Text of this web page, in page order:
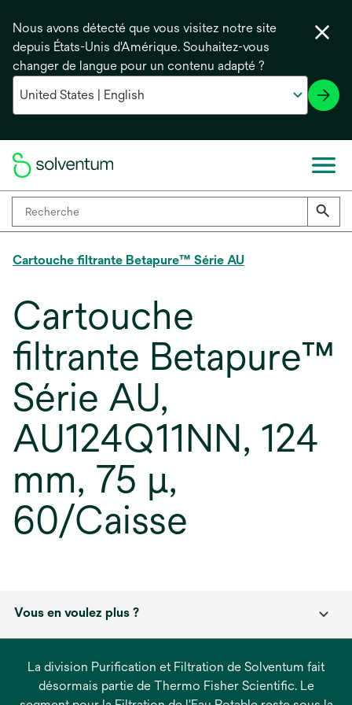
Nous avons détecté que vous visitez notre site
depuis États-Unis d'Amérique. Souhaitez-vous
changer de langue pour un contenu adapté ?
Cartouche filtrante Betapure™ Série AU
Cartouche
filtrante Betapure™
Série AU,
AU124Q11NN, 124
mm, 75 µ,
60/Caisse
Vous en voulez plus ?
La division Purification et Filtration de Solventum fait
désormais partie de Thermo Fisher Scientific. Le